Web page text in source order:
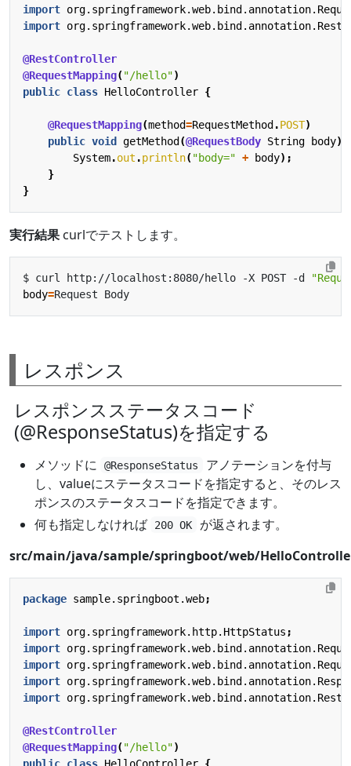
import
import
@RestController
@RequestMapping("/hello")
public class HelloController {
@RequestMapping(method=RequestMethod .POST)
public void getMethod (@RequestBody String body)
System.out .println("body=" + body);
}
}
実行結果 curlでテストします。
$ curl http://localhost:8080/hello -X POST -d
body=
レスポンス
レスポンスステータスコード
(@ResponseStatus)を指定する
メソッドに @ResponseStatus
アノテーションを付与
し、valueにステータスコードを指定すると、そのレス
ポンスのステータスコードを指定できます。
何も指定しなければ
200 OK
が返されます。
src/main/java/sample/springboot/web/
package sample.springboot.web;
import org.springframework.http.HttpStatus ;
import
import
import
import
@RestController
@RequestMapping("/hello")
public class HelloController {